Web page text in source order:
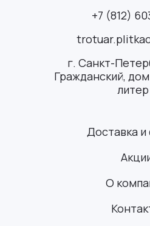
Доставка и
О
+7 (812)
г. Санкт-
Гражданский, дом